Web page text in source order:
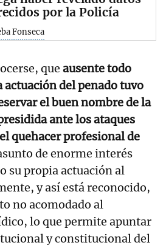
por la Policía
Fonseca
que ausente todo
del penado tuvo
el buen nombre de la
ante los ataques
quehacer profesional de
de enorme interés
su propia actuación al
y así está reconocido,
no acomodado al
lo que permite apuntar
y constitucional del